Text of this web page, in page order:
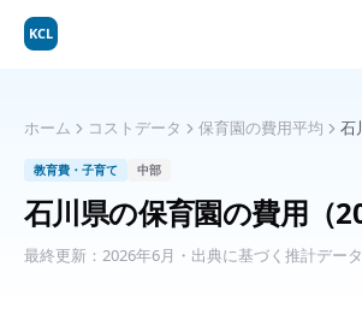
KCL
ホーム コストデータ 保育園の費用平均 石
教育費・子育て 中部
石川県の保育園の費用 （
最終更新： 2026年6月 ・出典に基づく推計データ